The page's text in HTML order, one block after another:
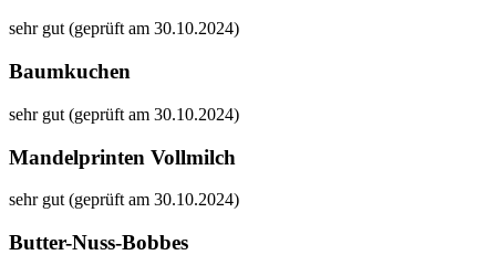
sehr gut (geprüft am 30.10.2024)
Baumkuchen
sehr gut (geprüft am 30.10.2024)
Mandelprinten Vollmilch
sehr gut (geprüft am 30.10.2024)
Butter-Nuss-Bobbes